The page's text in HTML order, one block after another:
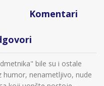
Komentari
bile su i ostale
nenametljivo, nude